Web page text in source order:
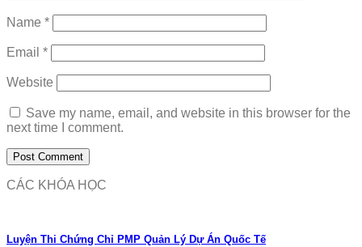
Name *
Email *
Website
Save my name, email, and website in this browser for the
next time I comment.
CÁC KHÓA HỌC
Luyện Thi Chứng Chỉ PMP Quản Lý Dự Án Quốc Tế